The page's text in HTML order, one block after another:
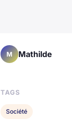
M Mathilde
TAGS
Société